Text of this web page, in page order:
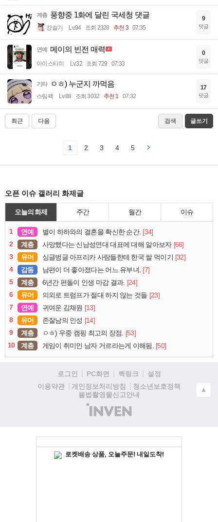
계층 풍향중 1화에 달린 국세청 댓글
강슬기 Lv.94 조회 2328 추천 3 07:35
9
댓글
연예 메이의 빈전 매력
아이스티이 Lv.32 조회 729 07:33
0
댓글
기타 ㅇㅎ) 누군지 까먹음
스팀팩 Lv.88 조회 3032 추천 1 07:32
17
댓글
최근 다음 검색 글쓰기
1 2 3 4 5
오픈 이슈 갤러리 화제글
오늘의 화제 주간 월간 이슈
1 연예 별이 하하와의 결혼을 확신한 순간. [34]
2
계층 사망했다는 신남성연대 대표에 대해 알아보자 [66]
3
유머 싱글벙글 아프리카 사람들한테 한국 쌀 먹이기 [32]
4
감동 남편이 더 좋아졌다는 어느 유부녀. [7]
5
계층 6년간 편돌이 인생 마감 결과. [24]
6
유머 의외로 트럼프가 절대 하지 않는 것들 [23]
7
연예 귀여운 김채원 [13]
8
유머 존잘남의 인성 [14]
9
계층 ㅇㅎ) 우중 캠핑 최고의 장점. [53]
10
계층 게임이 취미인 남자 거르라는게 이해됨. [50]
로그인 PC화면 퀵링크
설정
이용약관
개인정보처리방침
청소년보호정책
불법촬영물신고안내
(주)
인
▲